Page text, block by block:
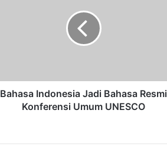
Bahasa Indonesia Jadi Bahasa Resmi
Konferensi Umum UNESCO